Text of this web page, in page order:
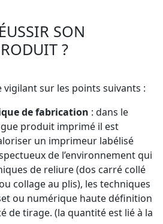
SON
?
vigilant sur les points suivants :
de fabrication : dans le
produit imprimé il est
un imprimeur labélisé
de l’environnement qui
de reliure (dos carré collé
collage au plis), les techniques
ou numérique haute définition
de tirage. (la quantité est lié à la